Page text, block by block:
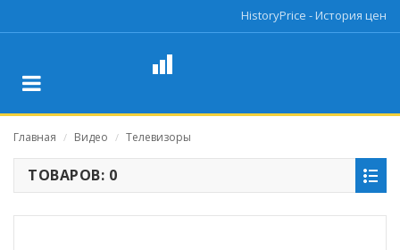
HistoryPrice - История цен
Главная / Видео / Телевизоры
ТОВАРОВ: 0